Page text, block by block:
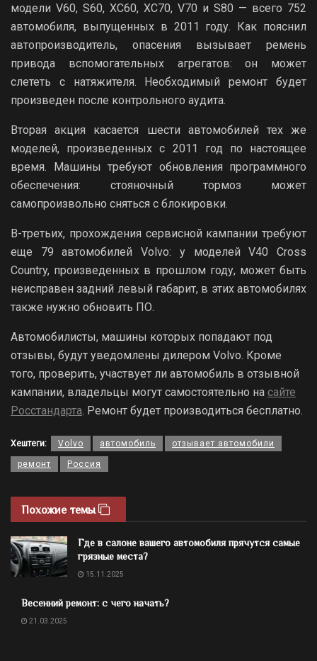
модели V60, S60, XC60, XC70, V70 и S80 — всего 752
автомобиля, выпущенных в 2011 году. Как пояснил
автопроизводитель, опасения вызывает ремень
привода вспомогательных агрегатов: он может
слететь с натяжителя. Необходимый ремонт будет
произведен после контрольного аудита.
Вторая акция касается шести автомобилей тех же
моделей, произведенных с 2011 год по настоящее
время. Машины требуют обновления программного
обеспечения: стояночный тормоз может
самопроизвольно сняться с блокировки.
В-третьих, прохождения сервисной кампании требуют
еще 79 автомобилей Volvo: у моделей V40 Cross
Country, произведенных в прошлом году, может быть
неисправен задний левый габарит, в этих автомобилях
также нужно обновить ПО.
Автомобилисты, машины которых попадают под
отзывы, будут уведомлены дилером Volvo. Кроме
того, проверить, участвует ли автомобиль в отзывной
кампании, владельцы могут самостоятельно на сайте
Росстандарта. Ремонт будет производиться бесплатно.
Хештеги: Volvo автомобиль отзывает автомобили
ремонт Россия
Похожие темы
Где в салоне вашего автомобиля прячутся самые
грязные места?
15.11.2025
Весенний ремонт: с чего начать?
21.03.2025